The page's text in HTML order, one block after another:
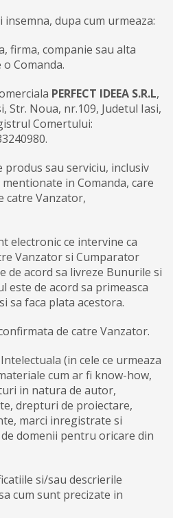
dupa cum urmeaza:
firma, companie sau alta
Comanda.
PERFECT IDEEA S.R.L,
Str. Noua, nr.109, Judetul Iasi,
Comertului:
produs sau serviciu, inclusiv
in Comanda, care
catre Vanzator,
electronic ce intervine ca
Vanzator si Cumparator
de acord sa livreze Bunurile si
este de acord sa primeasca
sa faca plata acestora.
de catre Vanzator.
(in cele ce urmeaza
cum ar fi know-how,
in natura de autor,
drepturi de proiectare,
marci inregistrate si
domenii pentru oricare din
si/sau descrierile
cum sunt precizate in